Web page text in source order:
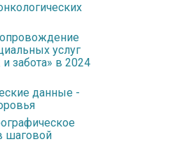
услуг
забота» в 2024
данные -
шаговой